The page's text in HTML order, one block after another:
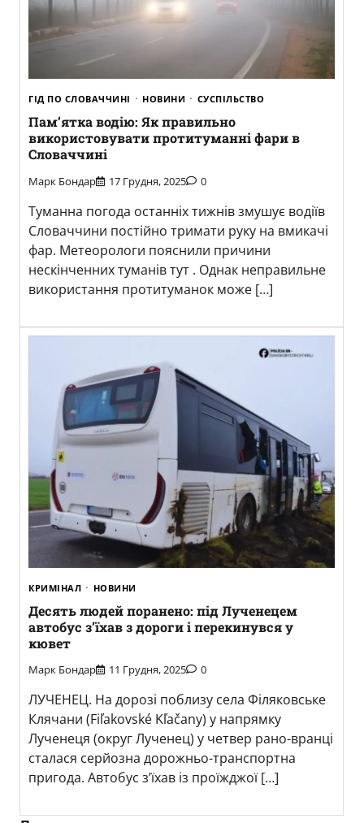
ГІД ПО СЛОВАЧЧИНІ НОВИНИ СУСПІЛЬСТВО
Пам’ятка водію: Як правильно
використовувати протитуманні фари в
Словаччині
Марк Бондар 17 Грудня, 2025 0
Туманна погода останніх тижнів змушує водіїв
Словаччини постійно тримати руку на вмикачі
фар. Метеорологи пояснили причини
нескінченних туманів тут . Однак неправильне
використання протитуманок може […]
КРИМІНАЛ НОВИНИ
Десять людей поранено: під Лученецем
автобус з’їхав з дороги і перекинувся у
кювет
Марк Бондар 11 Грудня, 2025 0
ЛУЧЕНЕЦ. На дорозі поблизу села Філяковське
Клячани (Fiľakovské Kľačany) у напрямку
Лученеця (округ Лученец) у четвер рано-вранці
сталася серйозна дорожньо-транспортна
пригода. Автобус з’їхав із проїжджої […]